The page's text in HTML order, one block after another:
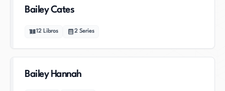
Bailey Cates
12 Libros 2 Series
Bailey Hannah